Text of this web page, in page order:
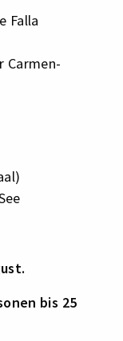
Falla
Carmen-
bis 25